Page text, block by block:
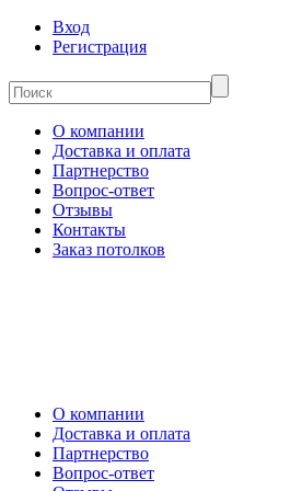
Вход
Регистрация
О компании
Доставка и оплата
Партнерство
Вопрос-ответ
Отзывы
Контакты
Заказ потолков
О компании
Доставка и оплата
Партнерство
Вопрос-ответ